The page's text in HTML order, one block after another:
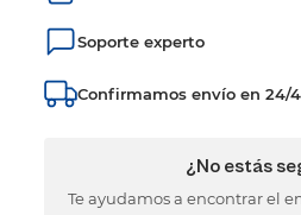
Soporte experto
Confirmamos envío en 24/
¿No estás
Te ayudamos a encontrar el